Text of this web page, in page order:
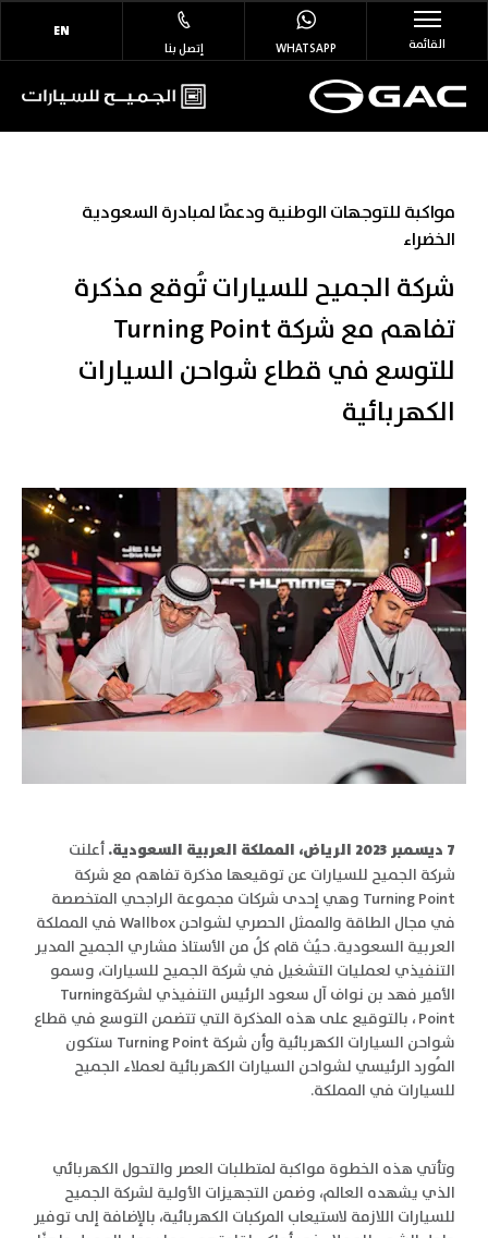
القائمة WHATSAPP إتصل بنا
EN
مواكبة للتوجهات الوطنية ودعمًا لمبادرة السعودية
الخضراء
شركة الجميح للسيارات تُوقع مذكرة
تفاهم مع شركة Turning Point
للتوسع في قطاع شواحن السيارات
الكهربائية
7 ديسمبر 2023 الرياض، المملكة العربية السعودية.
أعلنت
شركة الجميح للسيارات عن توقيعها مذكرة تفاهم مع شركة
Turning Point وهي إحدى شركات مجموعة الراجحي المتخصصة
في مجال الطاقة والممثل الحصري لشواحن Wallbox في المملكة
العربية السعودية. حيُث قام كلُ من الأستاذ مشاري الجميح المدير
التنفيذي لعمليات التشغيل في شركة الجميح للسيارات، وسمو
الأمير فهد بن نواف آل سعود الرئيس التنفيذي لشركةTurning
Point ، بالتوقيع على هذه المذكرة التي تتضمن التوسع في قطاع
شواحن السيارات الكهربائية وأن شركة Turning Point ستكون
المُورد الرئيسي لشواحن السيارات الكهربائية لعملاء الجميح
للسيارات في المملكة.
وتأتي هذه الخطوة مواكبة لمتطلبات العصر والتحول الكهربائي
الذي يشهده العالم، وضمن التجهيزات الأولية لشركة الجميح
للسيارات اللازمة لاستيعاب المركبات الكهربائية، بالإضافة إلى توفير